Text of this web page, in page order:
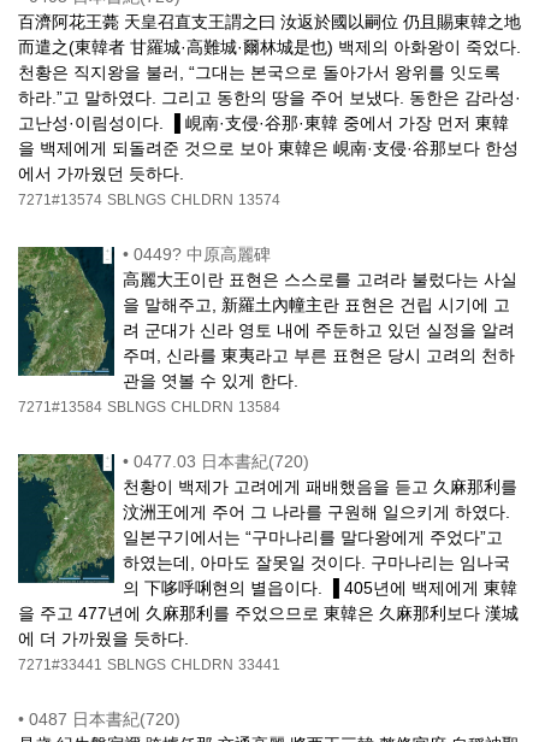
百濟阿花王薨 天皇召直支王謂之曰 汝返於國以嗣位 仍且賜東韓之地
而遣之(東韓者 甘羅城·高難城·爾林城是也) 백제의 아화왕이 죽었다.
천황은 직지왕을 불러, “그대는 본국으로 돌아가서 왕위를 잇도록
하라.”고 말하였다. 그리고 동한의 땅을 주어 보냈다. 동한은 감라성·
고난성·이림성이다. ▐ 峴南·支侵·谷那·東韓 중에서 가장 먼저 東韓
을 백제에게 되돌려준 것으로 보아 東韓은 峴南·支侵·谷那보다 한성
에서 가까웠던 듯하다.
7271#13574 SBLNGS CHLDRN 13574
• 0449? 中原高麗碑
高麗大王이란 표현은 스스로를 고려라 불렀다는 사실
을 말해주고, 新羅土內幢主란 표현은 건립 시기에 고
려 군대가 신라 영토 내에 주둔하고 있던 실정을 알려
주며, 신라를 東夷라고 부른 표현은 당시 고려의 천하
관을 엿볼 수 있게 한다.
7271#13584 SBLNGS CHLDRN 13584
• 0477.03 日本書紀(720)
천황이 백제가 고려에게 패배했음을 듣고 久麻那利를
汶洲王에게 주어 그 나라를 구원해 일으키게 하였다.
일본구기에서는 “구마나리를 말다왕에게 주었다”고
하였는데, 아마도 잘못일 것이다. 구마나리는 임나국
의 下哆呼唎현의 별읍이다. ▐ 405년에 백제에게 東韓
을 주고 477년에 久麻那利를 주었으므로 東韓은 久麻那利보다 漢城
에 더 가까웠을 듯하다.
7271#33441 SBLNGS CHLDRN 33441
• 0487 日本書紀(720)